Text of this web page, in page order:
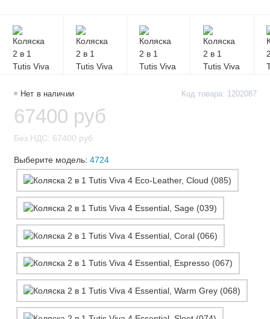
Нет в наличии Код товара: 1202087
67400 руб
Без НДС: 67400 руб
Выберите модель: 4724